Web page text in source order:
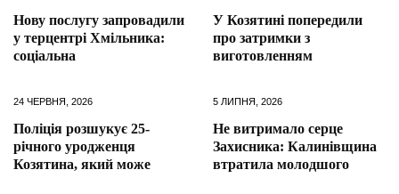
Нову послугу запровадили
у терцентрі Хмільника:
соціальна
У Козятині попередили
про затримки з
виготовленням
24 ЧЕРВНЯ, 2026
Поліція розшукує 25-
річного уродженця
Козятина, який може
5 ЛИПНЯ, 2026
Не витримало серце
Захисника: Калинівщина
втратила молодшого